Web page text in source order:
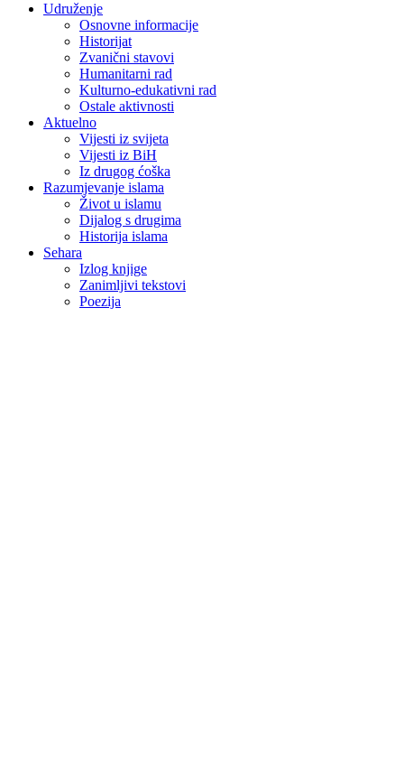
Udruženje
Osnovne informacije
Historijat
Zvanični stavovi
Humanitarni rad
Kulturno-edukativni rad
Ostale aktivnosti
Aktuelno
Vijesti iz svijeta
Vijesti iz BiH
Iz drugog ćoška
Razumjevanje islama
Život u islamu
Dijalog s drugima
Historija islama
Sehara
Izlog knjige
Zanimljivi tekstovi
Poezija